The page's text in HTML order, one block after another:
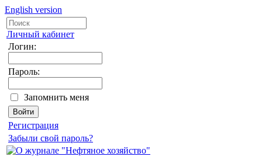
English version
Личный кабинет
Логин:
Пароль:
Запомнить меня
Регистрация
Забыли свой пароль?